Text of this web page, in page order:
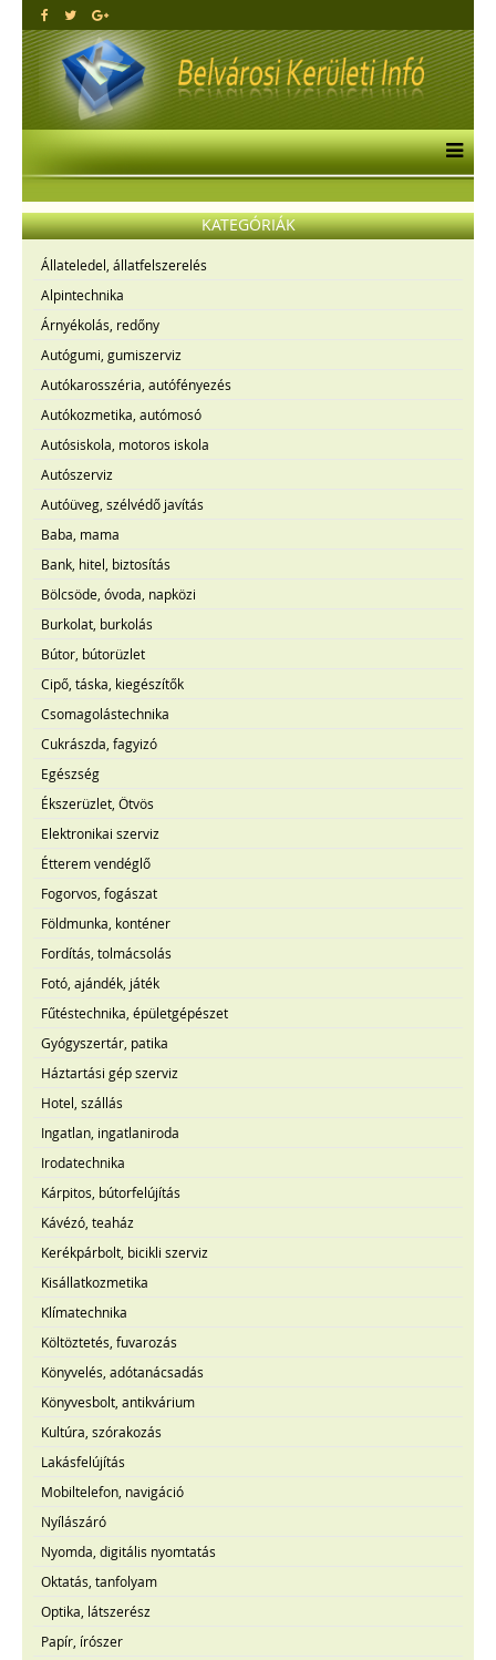
KATEGÓRIÁK
Állateledel, állatfelszerelés
Alpintechnika
Árnyékolás, redőny
Autógumi, gumiszerviz
Autókarosszéria, autófényezés
Autókozmetika, autómosó
Autósiskola, motoros iskola
Autószerviz
Autóüveg, szélvédő javítás
Baba, mama
Bank, hitel, biztosítás
Bölcsöde, óvoda, napközi
Burkolat, burkolás
Bútor, bútorüzlet
Cipő, táska, kiegészítők
Csomagolástechnika
Cukrászda, fagyizó
Egészség
Ékszerüzlet, Ötvös
Elektronikai szerviz
Étterem vendéglő
Fogorvos, fogászat
Földmunka, konténer
Fordítás, tolmácsolás
Fotó, ajándék, játék
Fűtéstechnika, épületgépészet
Gyógyszertár, patika
Háztartási gép szerviz
Hotel, szállás
Ingatlan, ingatlaniroda
Irodatechnika
Kárpitos, bútorfelújítás
Kávézó, teaház
Kerékpárbolt, bicikli szerviz
Kisállatkozmetika
Klímatechnika
Költöztetés, fuvarozás
Könyvelés, adótanácsadás
Könyvesbolt, antikvárium
Kultúra, szórakozás
Lakásfelújítás
Mobiltelefon, navigáció
Nyílászáró
Nyomda, digitális nyomtatás
Oktatás, tanfolyam
Optika, látszerész
Papír, írószer